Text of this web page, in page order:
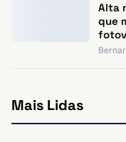
Alta
que
Mais Lidas